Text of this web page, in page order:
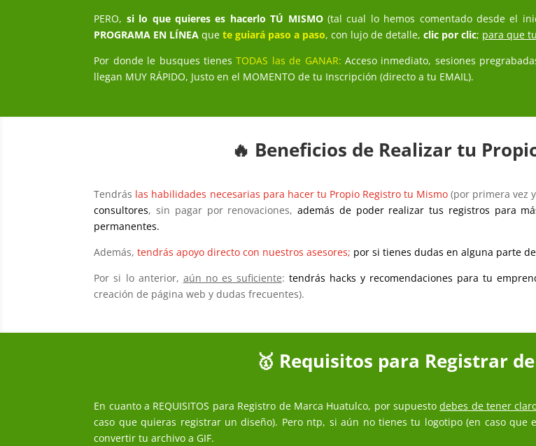
PERO, si lo que quieres es hacerlo TÚ MISMO(tal cual lo hemos comentado desde el
PROGRAMA EN LÍNEA quete guiará paso a paso, con lujo de detalle,clic por clic; para que
Por donde le busques tienesTODAS las de GANAR: Acceso inmediato, sesiones
llegan MUY RÁPIDO, Justo en el MOMENTO de tu Inscripción (directo a tu EMAIL).
🔥 Beneficios de Realizar tu
Tendrás las habilidades necesarias para hacer tu Propio Registro tu Mismo(por primera vez
consultores, sin pagar por renovaciones,además de poder realizar tus registros para
permanentes.
Además,tendrás apoyo directo con nuestros asesores; por si tienes dudas en alguna parte
Por si lo anterior, aún no es suficiente: tendrás hacks y recomendaciones para tu
creación de página web y dudas frecuentes).
🥇 Requisitos para Registrar
En cuanto a REQUISITOS para Registro de Marca Huatulco, por supuestodebes de tener
caso que quieras registrar un diseño). Pero ntp, si aún no tienes tu logotipo (en caso que
convertir tu archivo a GIF.